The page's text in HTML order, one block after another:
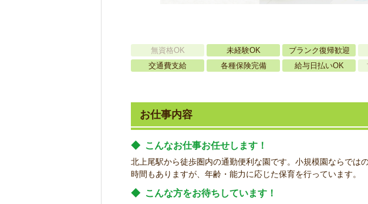
無資格OK 未経験OK ブランク復帰歓迎
交通費支給
各種保険完備 給与日払いOK
お仕事内容
◆ こんなお仕事お任せします！
北上尾駅から徒歩圏内の通勤便利な園です。小規模園ならでは
時間もありますが、年齢・能力に応じた保育を行っています。
◆ こんな方をお待ちしています！